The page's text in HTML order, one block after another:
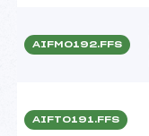
AIFM0192.FFS
AIFT0191.FFS